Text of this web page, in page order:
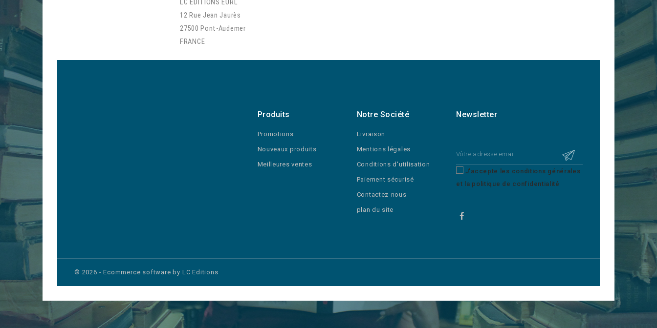
LC EDITIONS EURL
12 Rue Jean Jaurès
27500 Pont-Audemer
FRANCE
Produits
Promotions
Nouveaux produits
Meilleures ventes
Notre Société
Livraison
Mentions légales
Conditions d'utilisation
Paiement sécurisé
Contactez-nous
plan du site
Newsletter
J'accepte les conditions générales
et la politique de confidentialité
© 2026 - Ecommerce software by LC Editions